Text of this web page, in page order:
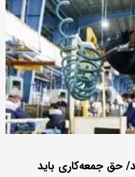
حق جمعه‌کاری باید